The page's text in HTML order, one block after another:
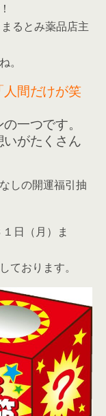
るとみ薬品店主
。
「人間だけが笑
一つです。
がたくさん
しの開運福引抽
日（月）ま
ております。